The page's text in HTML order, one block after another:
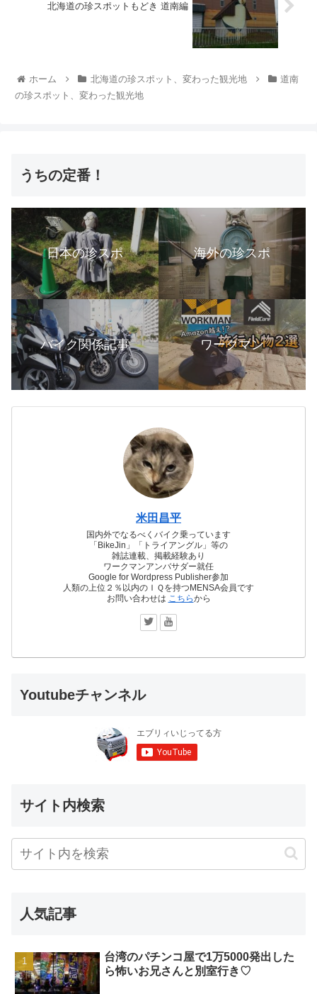
北海道の珍スポットもどき 道南編
ホーム 北海道の珍スポット、変わった観光地
道南
の珍スポット、変わった観光地
うちの定番！
日本の珍スポ 海外の珍スポ
バイク関係記事 ワークマン
米田昌平
国内外でなるべくバイク乗っています
「BikeJin」「トライアングル」等の
雑誌連載、掲載経験あり
ワークマンアンバサダー就任
Google for Wordpress Publisher参加
人類の上位２％以内のＩＱを持つMENSA会員です
お問い合わせは こちらから
Youtubeチャンネル
サイト内検索
人気記事
台湾のパチンコ屋で1万5000発出した
ら怖いお兄さんと別室行き♡